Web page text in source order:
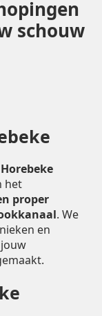
schouw
het
proper
. We
en